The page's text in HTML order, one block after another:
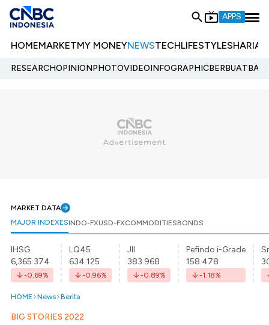
APPS
HOMEMARKETMY MONEYNEWSTECHLIFESTYLESHARIA
RESEARCHOPINIONPHOTOVIDEOINFOGRAPHIC
MARKET DATA
MAJOR INDEXESINDO-FXUSD-FXCOMMODITIESBONDS
IHSG
6,365.374
-0.69%
LQ45
634.125
-0.96%
JII
383.968
-0.89%
Pefindo i-Grade
158.478
-1.18%
HOME News Berita
BIG STORIES 2022